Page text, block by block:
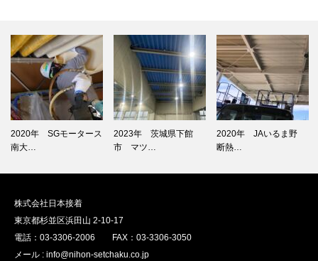
2020年 SGモータース
南大…
2023年 茨城県下館
市 マツ…
2020年 JAいるま野
断熱…
株式会社日本接着
東京都杉並区浜田山 2-10-17
電話：03-3306-2006 FAX：03-3306-3050
メール : info@nihon-setchaku.co.jp